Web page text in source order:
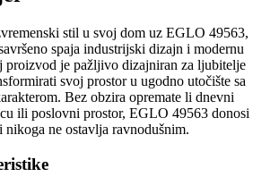
stil u svoj dom uz EGLO 49563,
spaja industrijski dizajn i modernu
proizvod je pažljivo dizajniran za ljubitelje
svoj prostor u ugodno utočište sa
Bez obzira opremate li dnevni
ili poslovni prostor, EGLO 49563 donosi
ne ostavlja ravnodušnim.